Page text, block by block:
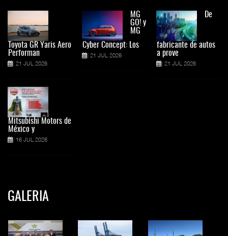
Toyota GR Yaris Aero
Performan
21 JUL 2026
Mitsubishi Motors de
México y
16 JUL 2026
MG
GO! y
MG
Cyber Concept: Los
21 JUL 2026
De
fabricante de autos
a prove
21 JUL 2026
GALERIA